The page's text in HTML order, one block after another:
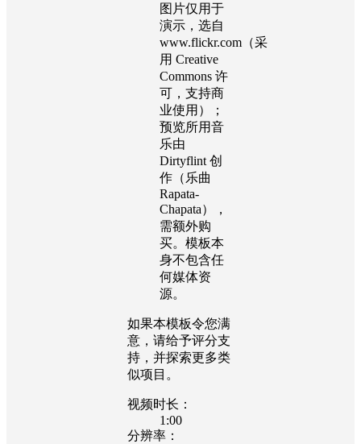
图片仅用于
演示，选自
www.flickr.com（采
用 Creative
Commons 许
可，支持商
业使用）；
预览所用音
乐由
Dirtyflint 创
作（乐曲
Rapata-
Chapata），
需额外购
买。模板本
身不包含任
何媒体资
源。
如果本模板令您满
意，请给予评分支
持，并探索更多类
似项目。
视频时长：
1:00
分辨率：